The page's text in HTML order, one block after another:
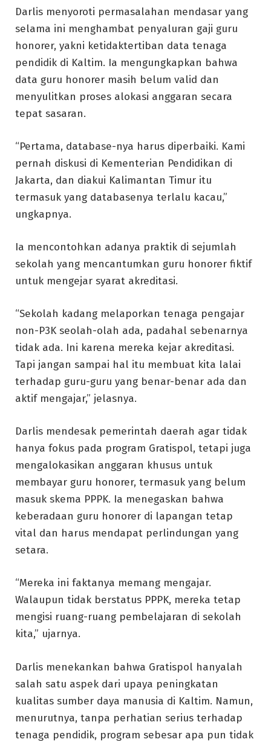
Darlis menyoroti permasalahan mendasar yang
selama ini menghambat penyaluran gaji guru
honorer, yakni ketidaktertiban data tenaga
pendidik di Kaltim. Ia mengungkapkan bahwa
data guru honorer masih belum valid dan
menyulitkan proses alokasi anggaran secara
tepat sasaran.
“Pertama, database-nya harus diperbaiki. Kami
pernah diskusi di Kementerian Pendidikan di
Jakarta, dan diakui Kalimantan Timur itu
termasuk yang databasenya terlalu kacau,”
ungkapnya.
Ia mencontohkan adanya praktik di sejumlah
sekolah yang mencantumkan guru honorer fiktif
untuk mengejar syarat akreditasi.
“Sekolah kadang melaporkan tenaga pengajar
non-P3K seolah-olah ada, padahal sebenarnya
tidak ada. Ini karena mereka kejar akreditasi.
Tapi jangan sampai hal itu membuat kita lalai
terhadap guru-guru yang benar-benar ada dan
aktif mengajar,” jelasnya.
Darlis mendesak pemerintah daerah agar tidak
hanya fokus pada program Gratispol, tetapi juga
mengalokasikan anggaran khusus untuk
membayar guru honorer, termasuk yang belum
masuk skema PPPK. Ia menegaskan bahwa
keberadaan guru honorer di lapangan tetap
vital dan harus mendapat perlindungan yang
setara.
“Mereka ini faktanya memang mengajar.
Walaupun tidak berstatus PPPK, mereka tetap
mengisi ruang-ruang pembelajaran di sekolah
kita,” ujarnya.
Darlis menekankan bahwa Gratispol hanyalah
salah satu aspek dari upaya peningkatan
kualitas sumber daya manusia di Kaltim. Namun,
menurutnya, tanpa perhatian serius terhadap
tenaga pendidik, program sebesar apa pun tidak